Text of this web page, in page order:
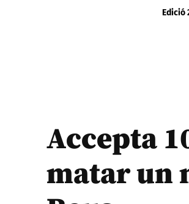
Edició
Accepta
matar un